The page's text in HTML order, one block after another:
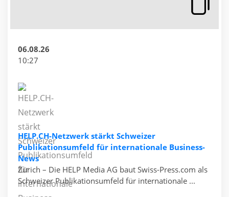
06.08.26
10:27
HELP.CH-Netzwerk stärkt Schweizer
Publikationsumfeld für internationale Business-
News
Zürich – Die HELP Media AG baut Swiss-Press.com als
Schweizer Publikationsumfeld für internationale ...